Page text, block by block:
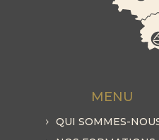
MENU
QUI SOMMES-